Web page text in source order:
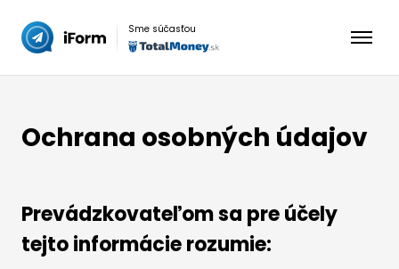
obsah Sme súčasťou
Ochrana osobných údajov
Prevádzkovateľom sa pre účely
tejto informácie rozumie: